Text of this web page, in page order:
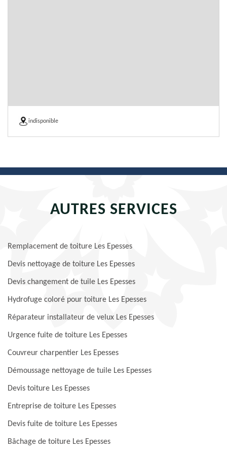
indisponible
AUTRES SERVICES
Remplacement de toiture Les Epesses
Devis nettoyage de toiture Les Epesses
Devis changement de tuile Les Epesses
Hydrofuge coloré pour toiture Les Epesses
Réparateur installateur de velux Les Epesses
Urgence fuite de toiture Les Epesses
Couvreur charpentier Les Epesses
Démoussage nettoyage de tuile Les Epesses
Devis toiture Les Epesses
Entreprise de toiture Les Epesses
Devis fuite de toiture Les Epesses
Bâchage de toiture Les Epesses